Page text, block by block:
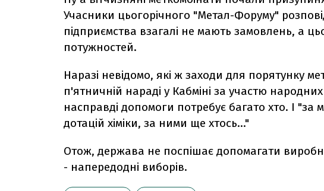
Учасники цьогорічного "Метал-Форуму"
підприємства взагалі не мають замовлень, а
потужностей.
Наразі невідомо, які ж заходи для порятунку
п'ятничній нараді у Кабміні за участю
насправді допомоги потребує багато хто. І "за
дотацій хіміки, за ними ще хтось..."
Отож, держава не поспішає допомагати
- напередодні виборів.